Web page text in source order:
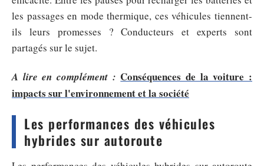
les passages en mode thermique, ces véhicules tiennent-
ils leurs promesses ? Conducteurs et experts sont
partagés sur le sujet.
A lire en complément : Conséquences de la voiture :
impacts sur l'environnement et la société
Les performances des véhicules
hybrides sur autoroute